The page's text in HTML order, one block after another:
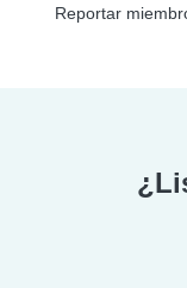
Reportar